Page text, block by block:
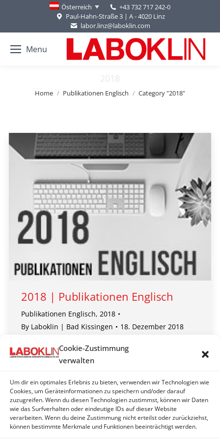
Cookie-Zustimmung
verwalten
Um dir ein optimales Erlebnis zu bieten, verwenden wir Technologien wie
Cookies, um Geräteinformationen zu speichern und/oder darauf
zuzugreifen. Wenn du diesen Technologien zustimmst, können wir Daten
wie das Surfverhalten oder eindeutige IDs auf dieser Website
verarbeiten. Wenn du deine Zustimmung nicht erteilst oder zurückziehst,
können bestimmte Merkmale und Funktionen beeinträchtigt werden.
Österreich
+43 732 717 242-0
Paul-Hahn-Straße 3 | A - 4020 Linz
labor.linz@laboklin.com
Menu
2018
You are here:
Home Publikationen Englisch Category "2018"
2018 | Publikationen Englisch
Publikationen Englisch, 2018
By Laboklin | Bad Kissingen 18. Dezember 2018
– Respiratory infections in chelonia
– Quarantine and disease prevention
– How I treat…viral infections in reptiles
– Detection of infectious agents in popularly kept
reptile species in Poland
…